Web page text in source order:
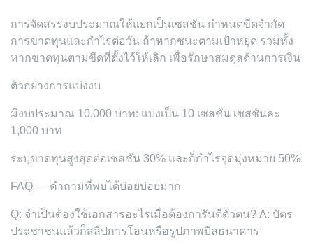
การจัดสรรงบประมาณให้แยกเป็นเซสชัน กำหนดขีดจำกัด
การขาดทุนและกำไรต่อวัน ถ้าหากชนะตามเป้าหยุด รวมทั้ง
หากขาดทุนตามขีดที่ตั้งไว้ให้เลิก เพื่อรักษาสมดุลด้านการเงิน
ตัวอย่างการแบ่งงบ
มีงบประมาณ 10,000 บาท: แบ่งเป็น 10 เซสชัน เซสชันละ
1,000 บาท
ระบุขาดทุนสูงสุดต่อเซสชัน 30% และก็กำไรจุดมุ่งหมาย 50%
FAQ — คำถามที่พบได้บ่อยบ่อยมาก
Q: จำเป็นต้องใช้เอกสารอะไรเมื่อต้องการันตีตัวตน? A: บัตร
ประชาชนแล้วก็สลิปการโอนหรือรูปภาพบิลธนาคาร